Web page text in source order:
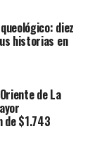
diez
historias en
de La
$1.743